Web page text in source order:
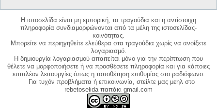
Η ιστοσελίδα είναι μη εμπορική, τα τραγούδια και η αντίστοιχη
πληροφορία συνδιαμορφώνονται από τα μέλη της ιστοσελίδας-
κοινότητας.
Μπορείτε να περιηγηθείτε ελεύθερα στα τραγούδια χωρίς να ανοίξετε
λογαριασμό.
Η δημιουργία λογαριασμού απαιτείται μόνο για την περίπτωση που
θέλετε να μορφοποιήσετε ή να προσθέσετε πληροφορία και για κάποιες
επιπλέον λειτουργίες όπως η τοποθέτηση επιθυμίας στο ραδιόφωνο.
Για τυχόν προβλήματα ή επικοινωνία, στείλτε μας μεηλ στο
rebetoselida παπάκι gmail.com